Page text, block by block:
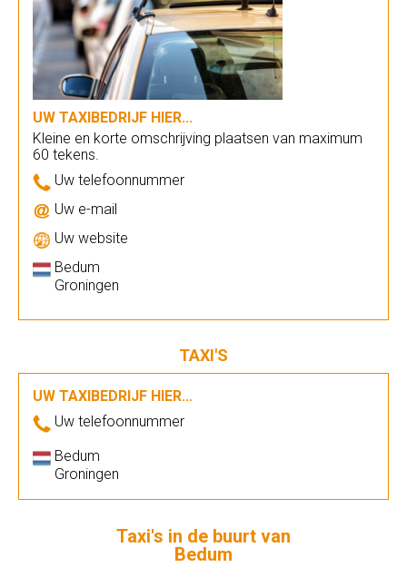
UW TAXIBEDRIJF HIER...
Kleine en korte omschrijving plaatsen van maximum
60 tekens.
Uw telefoonnummer
Uw e-mail
Uw website
Bedum
Groningen
TAXI'S
UW TAXIBEDRIJF HIER...
Uw telefoonnummer
Bedum
Groningen
Taxi's in de buurt van
Bedum